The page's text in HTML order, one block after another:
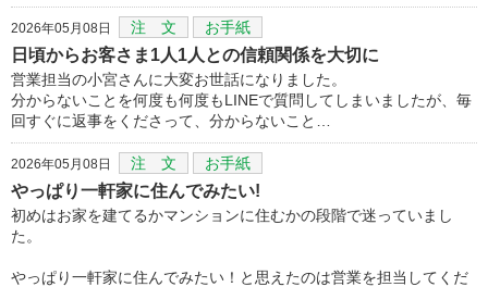
2026年05月08日 注 文 お手紙
日頃からお客さま1人1人との信頼関係を大切に
営業担当の小宮さんに大変お世話になりました。
分からないことを何度も何度もLINEで質問してしまいましたが、毎
回すぐに返事をくださって、分からないこと…
2026年05月08日 注 文 お手紙
やっぱり一軒家に住んでみたい!
初めはお家を建てるかマンションに住むかの段階で迷っていまし
た。
やっぱり一軒家に住んでみたい！と思えたのは営業を担当してくだ